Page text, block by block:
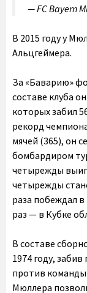
— FC Bayern
В 2015 году у
Альцгеймера.
За «Баварию»
составе клуба
которых забил
рекорд
мячей (365), он
бомбардиром
четырежды
четырежды
раза побеждал
раз — в Кубке
В составе
1974 году,
против команды
Мюллера